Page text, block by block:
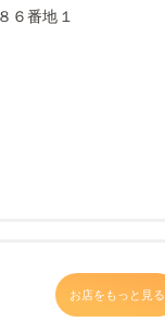
６番地１
お店をもっと見る